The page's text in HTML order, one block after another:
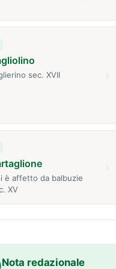
sec. XVII
è affetto da balbuzie
XV
Nota redazionale